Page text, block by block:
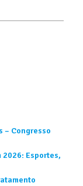
– Congresso
2026: Esportes,